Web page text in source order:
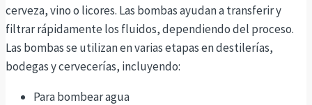
cerveza, vino o licores. Las bombas ayudan a transferir y
filtrar rápidamente los fluidos, dependiendo del proceso.
Las bombas se utilizan en varias etapas en destilerías,
bodegas y cervecerías, incluyendo:
Para bombear agua